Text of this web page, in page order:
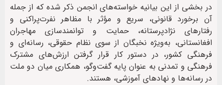
در بخشی از این بیانیه خواسته‌های انجمن ذکر شده که از جمله
آن برخورد قانونی، سریع و مؤثر با مظاهر نفرت‌پراکنی و
رفتارهای نژادپرستانه، حمایت و توانمندسازی مهاجران
افغانستانی، به‌ویژه نخبگان از سوی نظام حقوقی، رسانه‌ای و
فرهنگی کشور، در دستور کار قرار گرفتن ارزش‌های مشترک
فرهنگی و تمدنی به عنوان پایه گفت‌وگو، همکاری میان دو ملت
در رسانه‌ها و نهادهای آموزشی، هستند.